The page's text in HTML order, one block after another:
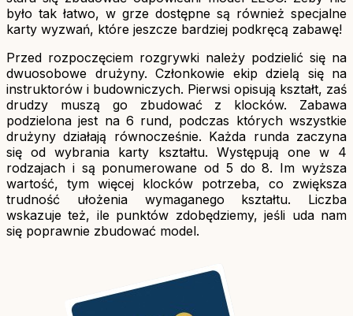
było tak łatwo, w grze dostępne są również specjalne
karty wyzwań, które jeszcze bardziej podkręcą zabawę!
Przed rozpoczęciem rozgrywki należy podzielić się na
dwuosobowe drużyny. Członkowie ekip dzielą się na
instruktorów i budowniczych. Pierwsi opisują kształt, zaś
drudzy muszą go zbudować z klocków. Zabawa
podzielona jest na 6 rund, podczas których wszystkie
drużyny działają równocześnie. Każda runda zaczyna
się od wybrania karty kształtu. Występują one w 4
rodzajach i są ponumerowane od 5 do 8. Im wyższa
wartość, tym więcej klocków potrzeba, co zwiększa
trudność ułożenia wymaganego kształtu. Liczba
wskazuje też, ile punktów zdobędziemy, jeśli uda nam
się poprawnie zbudować model.